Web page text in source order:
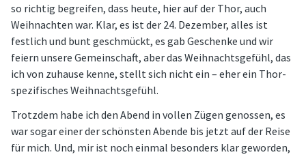
so richtig begreifen, dass heute, hier auf der Thor, auch
Weihnachten war. Klar, es ist der 24. Dezember, alles ist
festlich und bunt geschmückt, es gab Geschenke und wir
feiern unsere Gemeinschaft, aber das Weihnachtsgefühl, das
ich von zuhause kenne, stellt sich nicht ein – eher ein Thor-
spezifisches Weihnachtsgefühl.
Trotzdem habe ich den Abend in vollen Zügen genossen, es
war sogar einer der schönsten Abende bis jetzt auf der Reise
für mich. Und, mir ist noch einmal besonders klar geworden,